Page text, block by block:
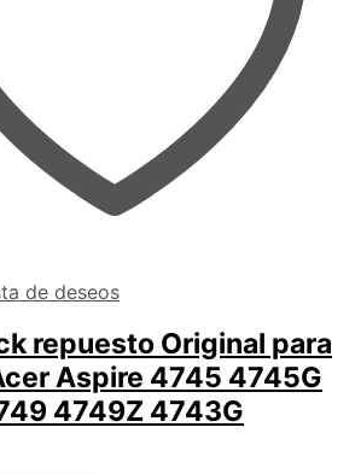
de deseos
repuesto Original para
Aspire 4745 4745G
4749Z 4743G